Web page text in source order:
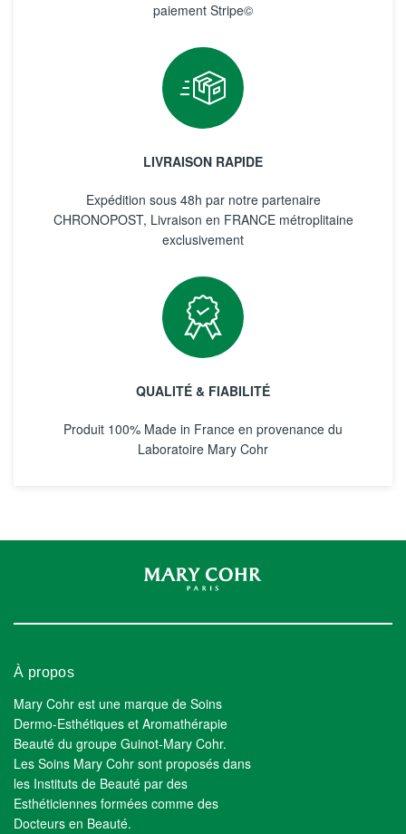
paiement Stripe©
LIVRAISON RAPIDE
Expédition sous 48h par notre partenaire
CHRONOPOST, Livraison en FRANCE métroplitaine
exclusivement
QUALITÉ & FIABILITÉ
Produit 100% Made in France en provenance du
Laboratoire Mary Cohr
À propos
Mary Cohr est une marque de Soins
Dermo-Esthétiques et Aromathérapie
Beauté du groupe Guinot-Mary Cohr.
Les Soins Mary Cohr sont proposés dans
les Instituts de Beauté par des
Esthéticiennes formées comme des
Docteurs en Beauté.